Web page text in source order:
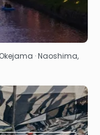
Okejama · Naoshima,